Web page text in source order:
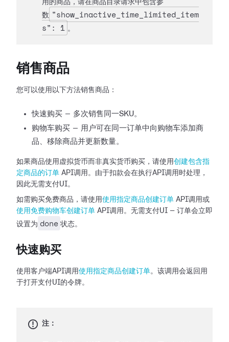
用的商品，请在商品目录请求中包含参
数 "show_inactive_time_limited_item
s": 1 。
销售商品
您可以使用以下方法销售商品：
快速购买 — 多次销售同一SKU。
购物车购买 — 用户可在同一订单中向购物车添加商
品、移除商品并更新数量。
如果商品使用虚拟货币而非真实货币购买，请使用创建包含指
定商品的订单 API调用。由于扣款会在执行API调用时处理，
因此无需支付UI。
如需购买免费商品，请使用使用指定商品创建订单 API调用或
使用免费购物车创建订单 API调用。无需支付UI — 订单会立即
设置为 done 状态。
快速购买
使用客户端API调用使用指定商品创建订单。该调用会返回用
于打开支付UI的令牌。
注：